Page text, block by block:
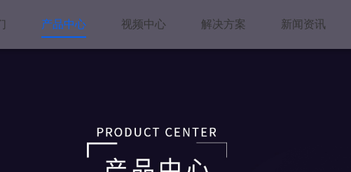
产品中心 视频中心 解决方案 新闻资讯